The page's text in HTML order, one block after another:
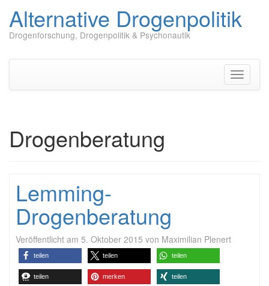
Alternative Drogenpolitik
Drogenforschung, Drogenpolitik & Psychonautik
Drogenberatung
Lemming-
Drogenberatung
Veröffentlicht am 5. Oktober 2015 von Maximilian Plenert
teilen teilen teilen
teilen merken teilen